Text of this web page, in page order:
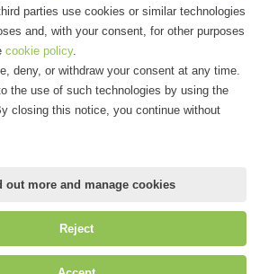
S.r.l. | P.IVA IT09580130962 | Cap. Soc.
parties use cookies or similar technologies
and, with your consent, for other purposes
cookie policy.
deny, or withdraw your consent at any time.
the use of such technologies by using the
closing this notice, you continue without
out more and manage cookies
Reject